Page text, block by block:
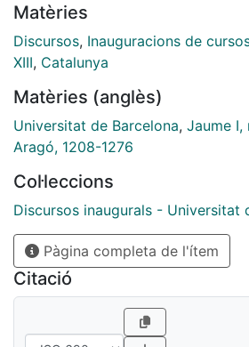
Matèries
Discursos, Inauguracions de
XIII, Catalunya
Matèries (anglès)
Universitat de Barcelona, Jaume I,
Aragó, 1208-1276
Col·leccions
Discursos inaugurals - Universitat
Pàgina completa de l'ítem
Citació